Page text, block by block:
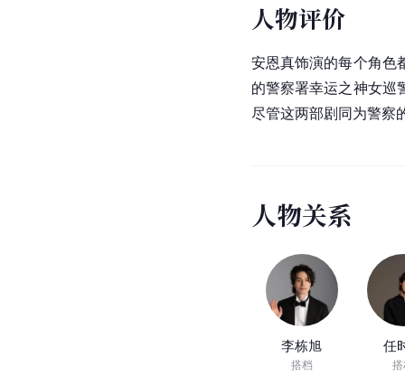
人物评价
安恩真饰演的每个角色
的警察署幸运之神女巡
尽管这两部剧同为警察
人物关系
李栋旭
搭档
任